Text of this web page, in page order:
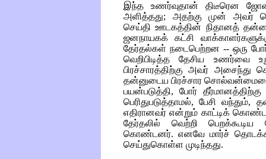
இந்த உணர்வுதான் திடீரென ஜோன்
அளித்தது; அதற்கு முன் அவர்
செய்தி ஊடகத்தின் நிதானத்
ஜனநாயகக் கட்சி
தேர்தல்கள் நடைபெற்றன -- ஒரு
வெறிபிடித்த தேசிய உணர்வை
பிரச்சாரத்திற்கு அவர் அசைந்து
தன்னுடைய பிரச்சார சொல்வன்மையை
பயன்படுத்தி, போர்
பெரிதுபடுத்தாமல், பேசி
எதிரானவர் என்றும் காட்டிக்
தேர்தலில் வெற்றி பெறக்கூடிய
கொண்டனர். எனவே மார்ச்
செய்துகொள்ள முடிந்தது.